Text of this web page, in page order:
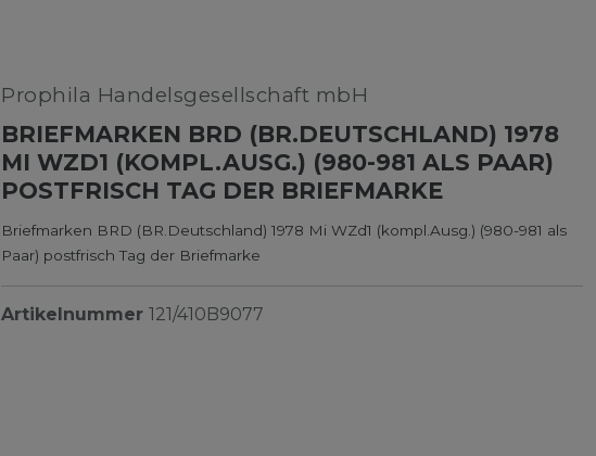
Prophila Handelsgesellschaft mbH
BRIEFMARKEN BRD (BR.DEUTSCHLAND) 1978
MI WZD1 (KOMPL.AUSG.) (980-981 ALS PAAR)
POSTFRISCH TAG DER BRIEFMARKE
Briefmarken BRD (BR.Deutschland) 1978 Mi WZd1 (kompl.Ausg.) (980-981 als
Paar) postfrisch Tag der Briefmarke
Artikelnummer 121/410B9077